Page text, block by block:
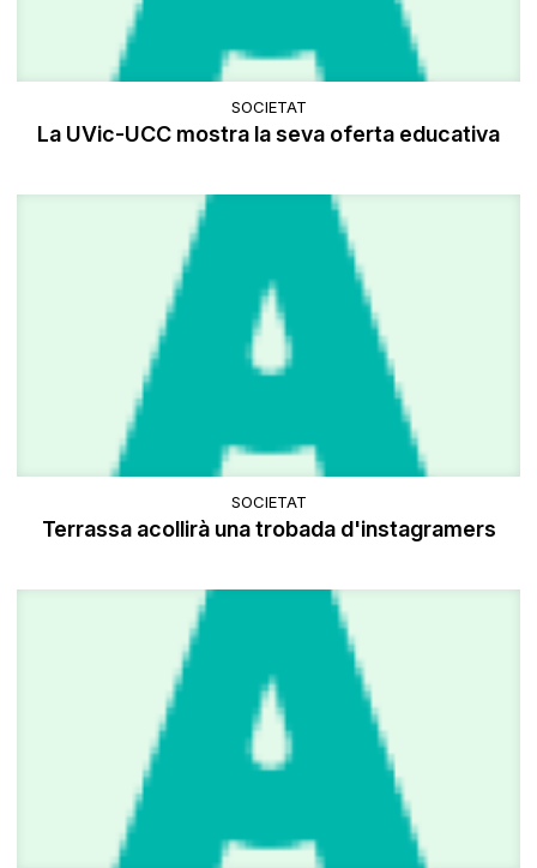
SOCIETAT
La UVic-UCC mostra la seva oferta educativa
SOCIETAT
Terrassa acollirà una trobada d'instagramers